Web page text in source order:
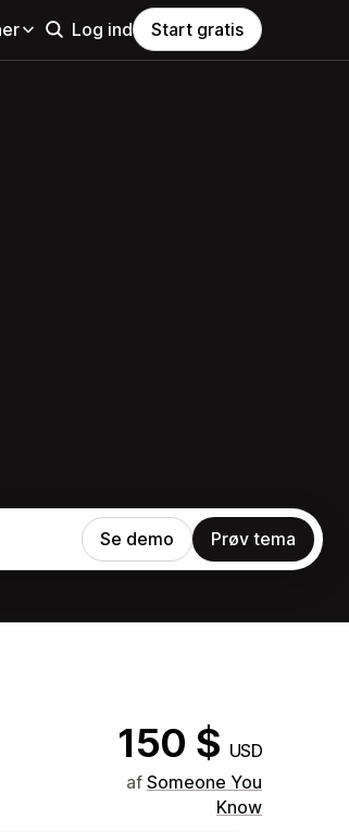
Log ind Start gratis
Se demo Prøv tema
150 $ USD
af Someone You
Know